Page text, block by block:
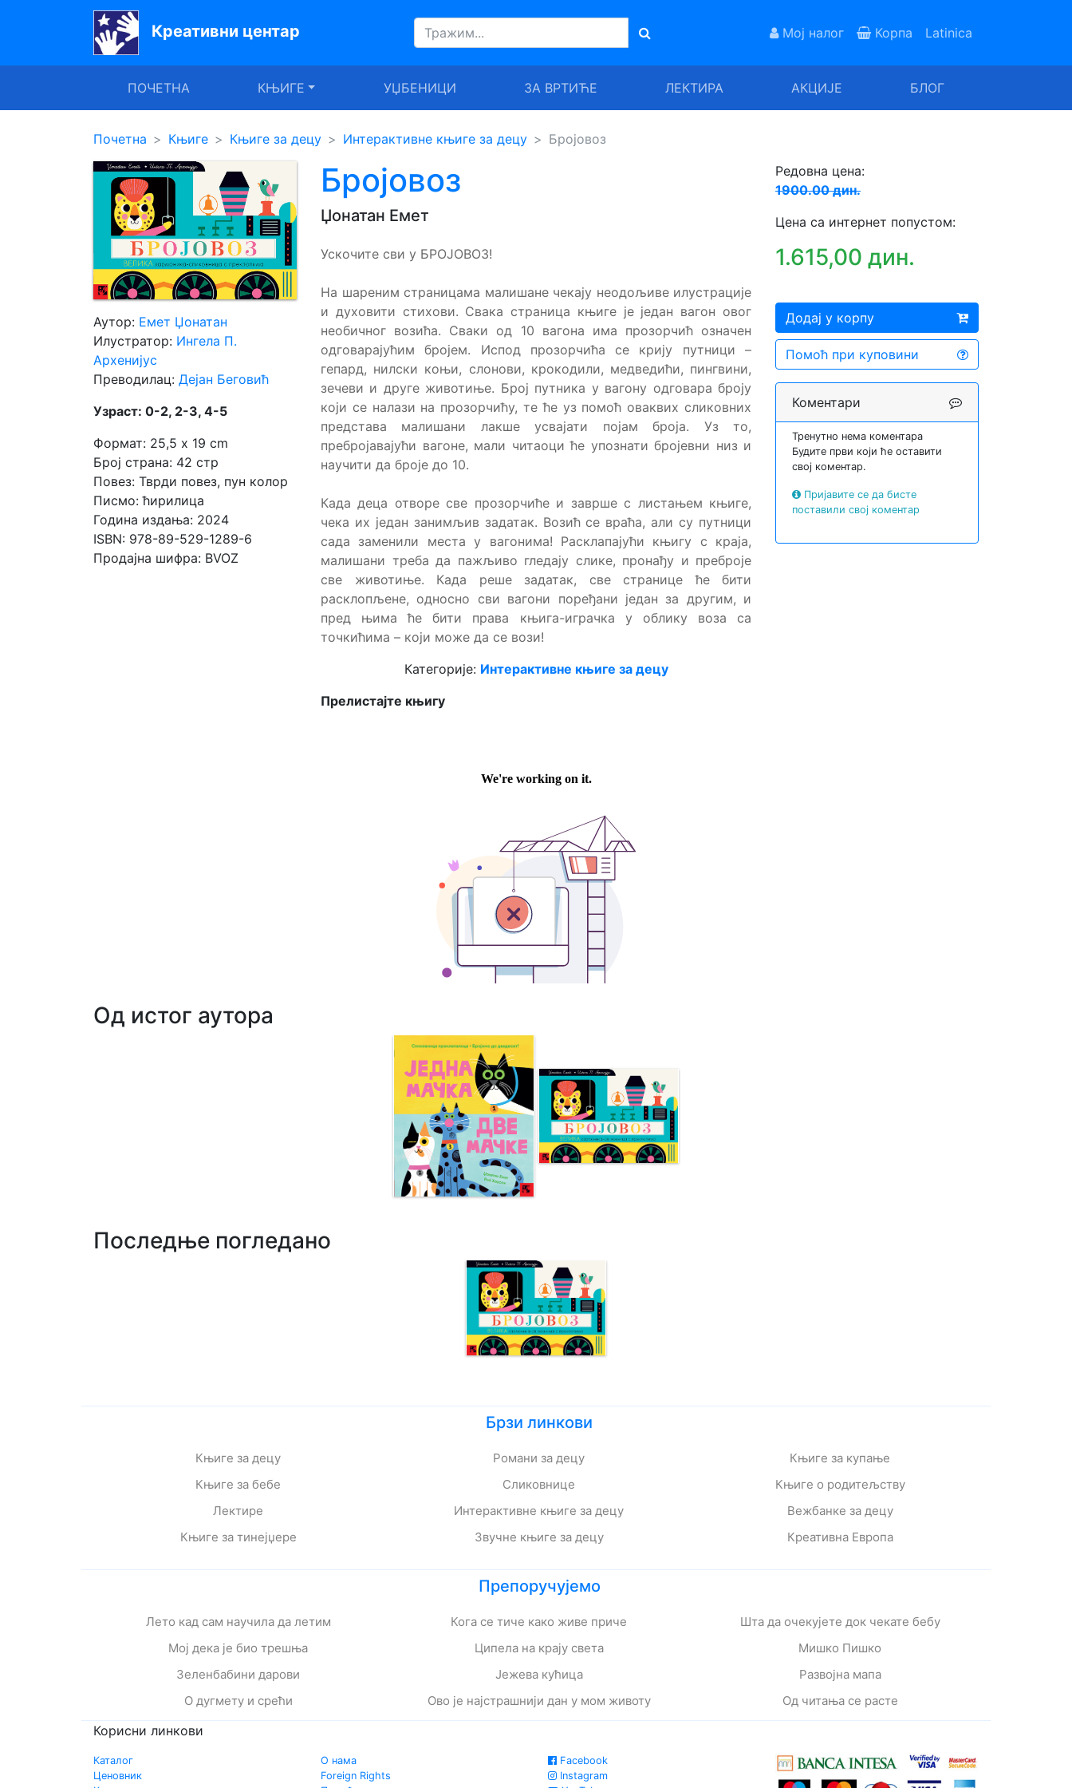
Креативни центар Мој налог Корпа Latinica
ПОЧЕТНА КЊИГЕ УЏБЕНИЦИ ЗА ВРТИЋЕ ЛЕКТИРА АКЦИЈЕ БЛОГ
Почетна
УџбенициПочетна Књиге Књиге за децу Интерактивне књиге за децу Бројовоз
Аутор: Емет Џонатан
Илустратор: Ингела П.
Архенијус
Преводилац: Дејан Беговић
Узраст: 0-2, 2-3, 4-5
Формат: 25,5 x 19 cm
Број страна: 42 стр
Повез: Тврди повез, пун колор
Писмо: ћирилица
Година издања: 2024
ISBN: 978-89-529-1289-6
Продајна шифра: BVOZ
Бројовоз
Џонатан Емет
Ускочите сви у БРОЈОВОЗ!
На шареним страницама малишане чекају неодољиве илустрације
и духовити стихови. Свака страница књиге је један вагон овог
необичног возића. Сваки од 10 вагона има прозорчић означен
одговарајућим бројем. Испод прозорчића се крију путници –
гепард, нилски коњи, слонови, крокодили, медведићи, пингвини,
зечеви и друге животиње. Број путника у вагону одговара броју
који се налази на прозорчићу, те ће уз помоћ оваквих сликовних
представа малишани лакше усвајати појам броја. Уз то,
пребројавајући вагоне, мали читаоци ће упознати бројевни низ и
научити да броје до 10.
Када деца отворе све прозорчиће и заврше с листањем књиге,
чека их један занимљив задатак. Возић се враћа, али су путници
сада заменили места у вагонима! Расклапајући књигу с краја,
малишани треба да пажљиво гледају слике, пронађу и преброје
све животиње. Када реше задатак, све странице ће бити
расклопљене, односно сви вагони поређани један за другим, и
пред њима ће бити права књига-играчка у облику воза са
точкићима – који може да се вози!
Категорије: Интерактивне књиге за децу
Прелистајте књигу
Редовна цена:
1900.00 дин.
Цена са интернет попустом:
1.615,00 дин.
Додај у корпу
Помоћ при куповини
Коментари
Тренутно нема коментара
Будите први који ће оставити
свој коментар.
Пријавите се да бисте
поставили свој коментар
Од истог аутора
Последње погледано
Брзи линкови
Књиге за децу
Књиге за бебе
Лектире
Књиге за тинејџере
Романи за децу
Сликовнице
Интерактивне књиге за децу
Звучне књиге за децу
Књиге за купање
Књиге о родитељству
Вежбанке за децу
Креативна Европа
Препоручујемо
Лето кад сам научила да летим
Мој дека је био трешња
Зеленбабини дарови
О дугмету и срећи
Кога се тиче како живе приче
Ципела на крају света
Јежева кућица
Ово је најстрашнији дан у мом животу
Шта да очекујете док чекате бебу
Мишко Пишко
Развојна мапа
Од читања се расте
Корисни линкови
Каталог
Ценовник
О нама
Foreign Rights
Facebook
Instagram